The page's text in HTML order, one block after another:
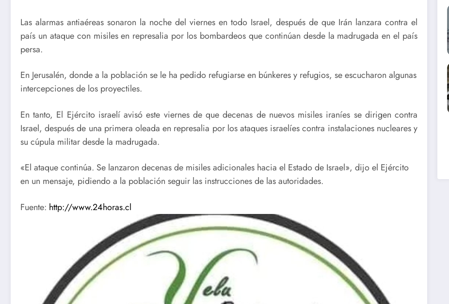
Las alarmas antiaéreas sonaron la noche del viernes en todo Israel, después de que Irán lanzara contra el
país un ataque con misiles en represalia por los bombardeos que continúan desde la madrugada en el país
persa.
En Jerusalén, donde a la población se le ha pedido refugiarse en búnkeres y refugios, se escucharon algunas
intercepciones de los proyectiles.
En tanto, El Ejército israelí avisó este viernes de que decenas de nuevos misiles iraníes se dirigen contra
Israel, después de una primera oleada en represalia por los ataques israelíes contra instalaciones nucleares y
su cúpula militar desde la madrugada.
«El ataque continúa. Se lanzaron decenas de misiles adicionales hacia el Estado de Israel», dijo el Ejército
en un mensaje, pidiendo a la población seguir las instrucciones de las autoridades.
Fuente: http://www.24horas.cl